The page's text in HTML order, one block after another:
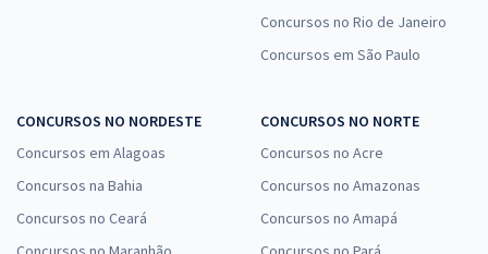
Concursos no Rio de Janeiro
Concursos em São Paulo
CONCURSOS NO NORDESTE
Concursos em Alagoas
Concursos na Bahia
Concursos no Ceará
CONCURSOS NO NORTE
Concursos no Acre
Concursos no Amazonas
Concursos no Amapá